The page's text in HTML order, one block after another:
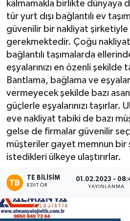
kalmamakla birlikte dünyaya
tür yurt dışı bağlantılı ev
güvenilir bir nakliyat şirketiyle
gerekmektedir. Çoğu nakliyat
bağlantılı taşımalarda
eşyalarınızı en özenli şekilde
Bantlama, bağlama ve
vermeyecek şekilde bazı
güçlerle eşyalarınızı taşırlar.
eve nakliyat tabiki de bazı
gelse de firmalar güvenilir
müşteriler gayet memnun bir
istedikleri ülkeye ulaştırırlar.
TE BILISIM
EDITÖR
01.02.2023 -
YAYINLANMA